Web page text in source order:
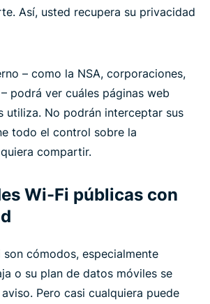
Así, usted recupera su privacidad
– como la NSA, corporaciones,
podrá ver cuáles páginas web
utiliza. No podrán interceptar sus
todo el control sobre la
compartir.
Wi-Fi públicas con
son cómodos, especialmente
o su plan de datos móviles se
Pero casi cualquiera puede